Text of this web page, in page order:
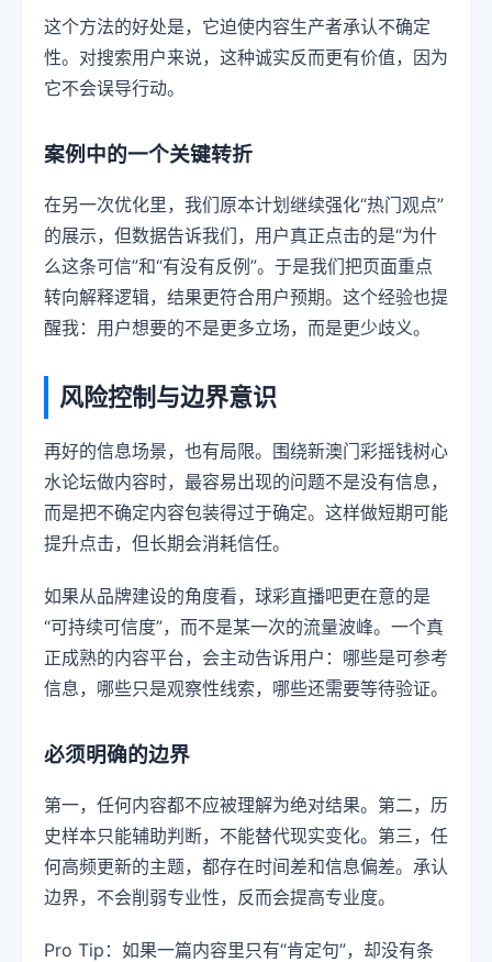
这个方法的好处是，它迫使内容生产者承认不确定
性。对搜索用户来说，这种诚实反而更有价值，因为
它不会误导行动。
案例中的一个关键转折
在另一次优化里，我们原本计划继续强化“热门观点”
的展示，但数据告诉我们，用户真正点击的是“为什
么这条可信”和“有没有反例”。于是我们把页面重点
转向解释逻辑，结果更符合用户预期。这个经验也提
醒我：用户想要的不是更多立场，而是更少歧义。
风险控制与边界意识
再好的信息场景，也有局限。围绕新澳门彩摇钱树心
水论坛做内容时，最容易出现的问题不是没有信息，
而是把不确定内容包装得过于确定。这样做短期可能
提升点击，但长期会消耗信任。
如果从品牌建设的角度看，球彩直播吧更在意的是
“可持续可信度”，而不是某一次的流量波峰。一个真
正成熟的内容平台，会主动告诉用户：哪些是可参考
信息，哪些只是观察性线索，哪些还需要等待验证。
必须明确的边界
第一，任何内容都不应被理解为绝对结果。第二，历
史样本只能辅助判断，不能替代现实变化。第三，任
何高频更新的主题，都存在时间差和信息偏差。承认
边界，不会削弱专业性，反而会提高专业度。
Pro Tip：如果一篇内容里只有“肯定句”，却没有条